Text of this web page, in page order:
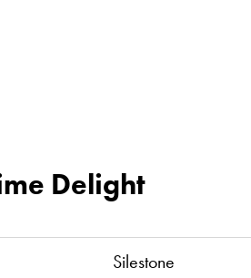
Delight
Silestone